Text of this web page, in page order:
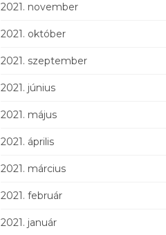
2021. november
2021. október
2021. szeptember
2021. június
2021. május
2021. április
2021. március
2021. február
2021. január